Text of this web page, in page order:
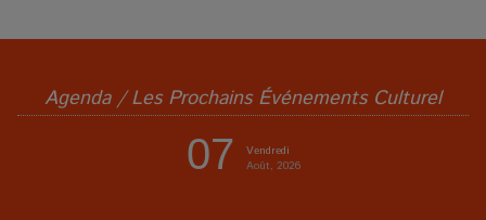
Agenda / Les Prochains Événements Culturel
07
Vendredi
Août, 2026